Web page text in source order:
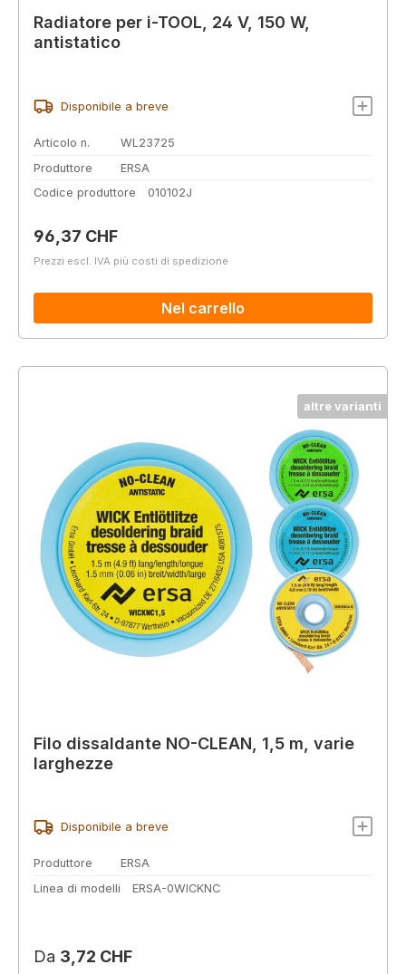
Radiatore per i-TOOL, 24 V, 150 W,
antistatico
Disponibile a breve
Articolo n.
WL23725
Produttore
ERSA
Codice produttore
010102J
Prezzo normale:
96,37 CHF
Prezzi escl. IVA più costi di spedizione
Nel carrello
altre varianti
Filo dissaldante NO-CLEAN, 1,5 m, varie
larghezze
Disponibile a breve
Produttore
ERSA
Linea di modelli
ERSA-0WICKNC
Prezzo normale:
Da 3,72 CHF